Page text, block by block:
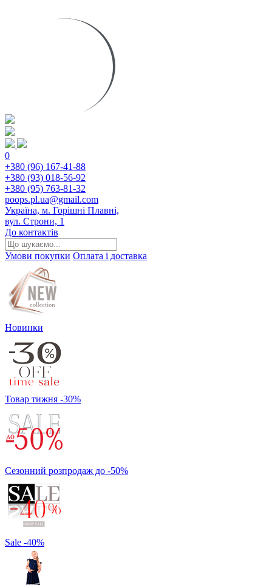
0
+380 (96) 167-41-88
+380 (93) 018-56-92
+380 (95) 763-81-32
poops.pl.ua@gmail.com
Україна, м. Горішні Плавні,
вул. Строни, 1
До контактів
Умови покупки Оплата і доставка
Новинки
Товар тижня -30%
Сезонний розпродаж до -50%
Sale -40%